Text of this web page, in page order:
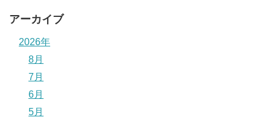
アーカイブ
2026年
8月
7月
6月
5月